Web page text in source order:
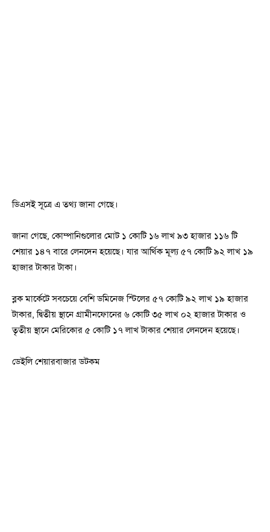
ডিএসই সূত্রে এ তথ্য জানা গেছে।
জানা গেছে, কোম্পানিগুলোর মোট ১ কোটি ১৬ লাখ ৯৩ হাজার ১১৬ টি
শেয়ার ১৪৭ বারে লেনদেন হয়েছে। যার আর্থিক মূল্য ৫৭ কোটি ৯২ লাখ ১৯
হাজার টাকার টাকা।
ব্লক মার্কেটে সবচেয়ে বেশি ডমিনেজ স্টিলের ৫৭ কোটি ৯২ লাখ ১৯ হাজার
টাকার, দ্বিতীয় স্থানে গ্রামীনফোনের ৬ কোটি ৩৫ লাখ ০২ হাজার টাকার ও
তৃতীয় স্থানে মেরিকোর ৫ কোটি ১৭ লাখ টাকার শেয়ার লেনদেন হয়েছে।
ডেইলি শেয়ারবাজার ডটকম